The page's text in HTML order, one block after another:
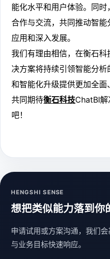
能化水平和用户体验。同
合作与交流，共同推动智
应用和深入发展。
我们有理由相信，在衡石
决方案将持续引领智能分
和智能化升级提供更加全
共同期待衡石科技ChatBI
吧！
HENGSHI SENSE
想把类似能力落到你
申请试用或方案沟通，我们
与业务目标快速响应。